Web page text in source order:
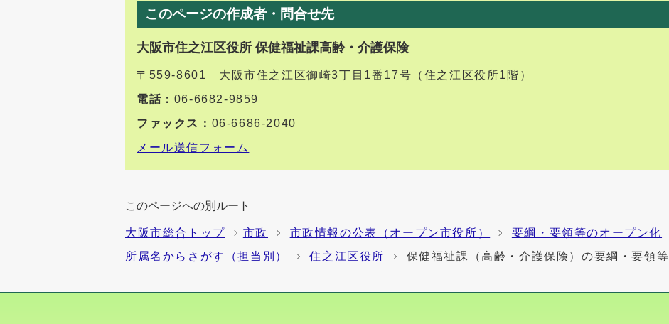
このページの作成者・問合せ先
大阪市住之江区役所 保健福祉課高齢・介護保険
〒559-8601 大阪市住之江区御崎3丁目1番17号（住之江区役所1階）
電話： 06-6682-9859
ファックス： 06-6686-2040
メール送信フォーム
このページへの別ルート
大阪市総合トップ 市政 市政情報の公表（オープン市役所）
要綱・要領等のオープン化
所属名からさがす（担当別）
住之江区役所 保健福祉課（高齢・介護保険）の要綱・要領等